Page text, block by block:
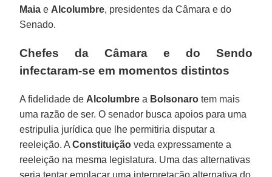
Maia e Alcolumbre, presidentes da Câmara e do
Senado.
Chefes da Câmara e do Sendo
infectaram-se em momentos distintos
A fidelidade de Alcolumbre a Bolsonaro tem mais
uma razão de ser. O senador busca apoios para uma
estripulia jurídica que lhe permitiria disputar a
reeleição. AConstituição veda expressamente a
reeleição na mesma legislatura. Uma das alternativas
seria tentar emplacar uma interpretação alternativa do